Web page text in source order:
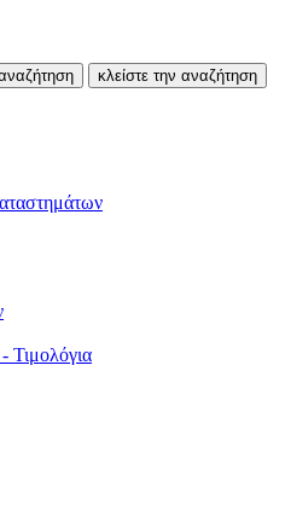
κλείστε την αναζήτηση
Τιμολόγια